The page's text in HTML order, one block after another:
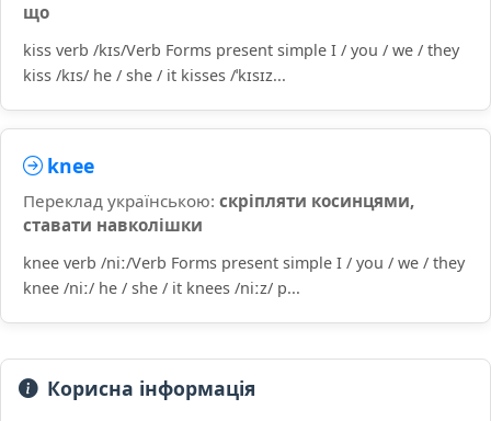
що
kiss verb /kɪs/Verb Forms present simple I / you / we / they
kiss /kɪs/ he / she / it kisses /ˈkɪsɪz...
knee
Переклад українською: скріпляти косинцями,
ставати навколішки
knee verb /niː/Verb Forms present simple I / you / we / they
knee /niː/ he / she / it knees /niːz/ p...
Корисна інформація